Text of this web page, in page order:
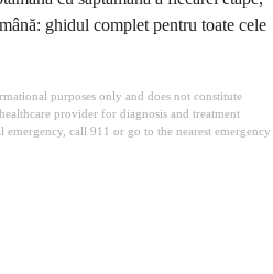
ghidul complet pentru toate cele
purposes only and does not constitute
provider for diagnosis and treatment
call 911 or go to the nearest emergency